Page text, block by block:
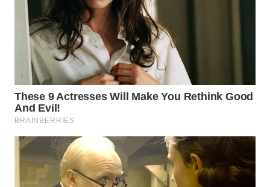
WN
MAJALENGKA
WN
SUBANG
WN
WN
PURWAKARTA